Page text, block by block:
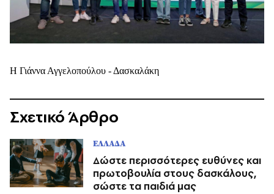
Η Γιάννα Αγγελοπούλου - Δασκαλάκη
Σχετικό Άρθρο
ΕΛΛΑΔΑ
Δώστε περισσότερες ευθύνες και
πρωτοβουλία στους δασκάλους,
σώστε τα παιδιά μας